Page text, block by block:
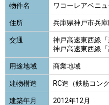
物件名 ワコーレアベニ
住所 兵庫県神戸市兵
交通
神戸高速東西線
神戸高速東西線
用途地域 商業地域
建物構造 RC造（鉄筋コン
建築年月 2012年12月